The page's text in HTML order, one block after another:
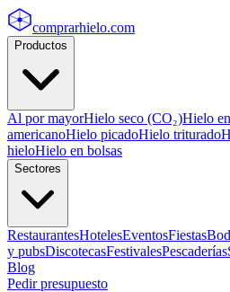
comprarhielo.com
Productos
Al por mayorHielo seco (CO₂)Hielo
americanoHielo picadoHielo triturado
hieloHielo en bolsas
Sectores
RestaurantesHotelesEventosFiestas
y pubsDiscotecasFestivalesPescaderías
Blog
Pedir presupuesto